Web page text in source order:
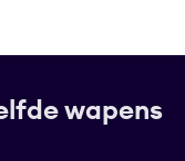
wapens